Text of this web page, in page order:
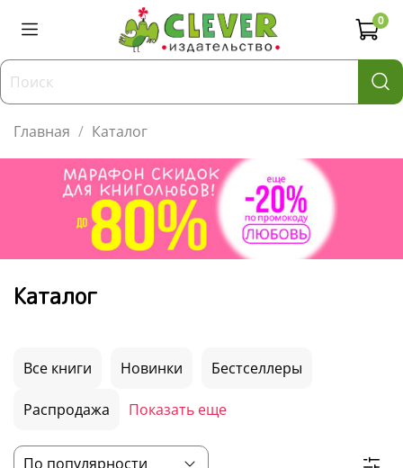
0
Главная Каталог
Каталог
Все книги Новинки Бестселлеры
Распродажа Показать еще